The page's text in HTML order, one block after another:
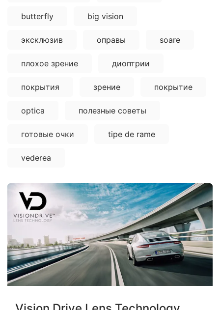
butterfly big vision
эксклюзив оправы soare
плохое зрение диоптрии
покрытия зрение покрытие
optica полезные советы
готовые очки tipe de rame
vederea